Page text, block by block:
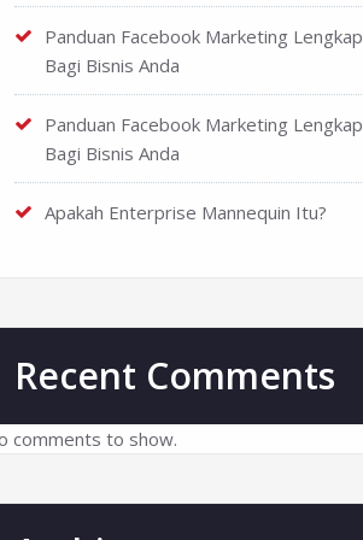
Panduan Facebook Marketing Lengkap
Bagi Bisnis Anda
Panduan Facebook Marketing Lengkap
Bagi Bisnis Anda
Apakah Enterprise Mannequin Itu?
Recent Comments
comments to show.